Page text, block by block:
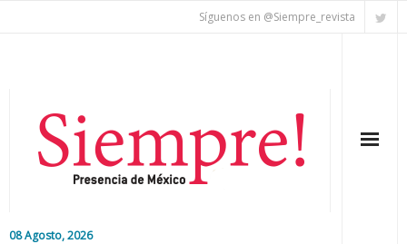
Síguenos en @Siempre_revista
08 Agosto, 2026